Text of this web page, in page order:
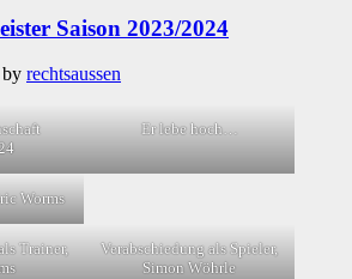
Saison 2023/2024
by rechtsaussen
Er lebe hoch…
Worms
Trainer,
Verabschiedung als Spieler,
Simon Wöhrle